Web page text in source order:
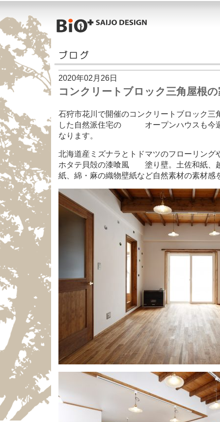
2020年02月26日
コンクリートブロック三角屋根
石狩市花川で開催のコンクリートブロック三
した自然派住宅の オープンハウスも今週
なります。
北海道産ミズナラとトドマツのフローリング
ホタテ貝殻の漆喰風 塗り壁。土佐和紙、
紙、綿・麻の織物壁紙など自然素材の素材